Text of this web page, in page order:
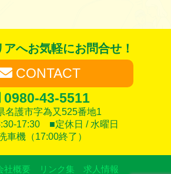
へお気軽にお問合せ！
CONTACT
0980-43-5511
名護市字為又525番地1
17:30 ■定休日 / 水曜日
車機（17:00終了）
社概要 リンク集 求人情報